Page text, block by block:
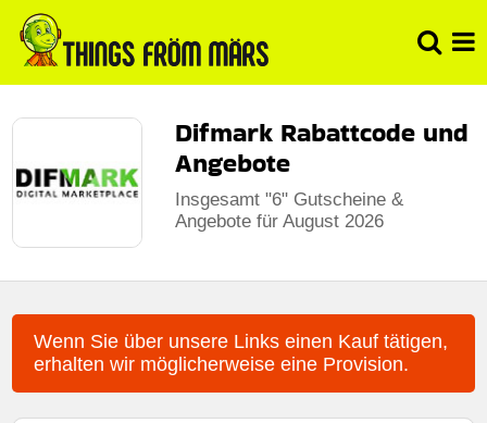
Difmark Rabattcode und
Angebote
Insgesamt "6" Gutscheine &
Angebote für August 2026
Wenn Sie über unsere Links einen Kauf tätigen,
erhalten wir möglicherweise eine Provision.